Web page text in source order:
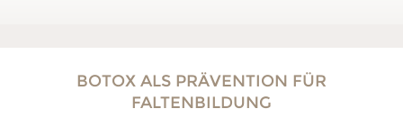
BOTOX ALS PRÄVENTION FÜR
FALTENBILDUNG